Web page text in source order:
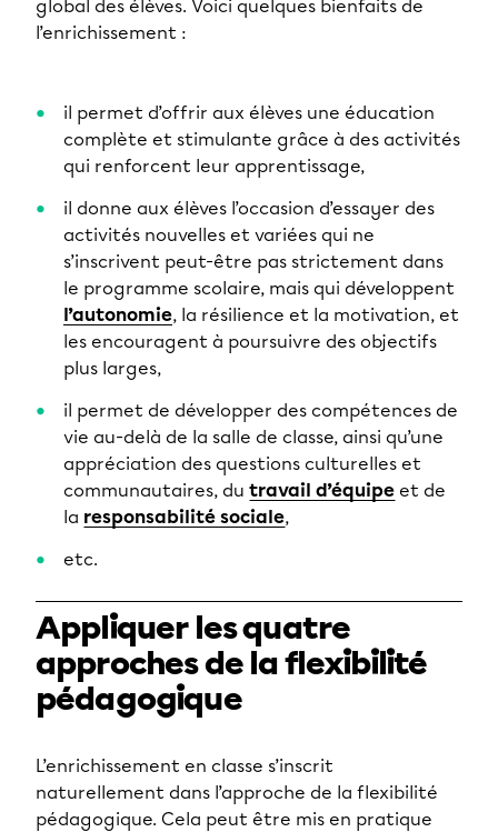
global des élèves. Voici quelques bienfaits de
l’enrichissement :
il permet d’offrir aux élèves une éducation
complète et stimulante grâce à des activités
qui renforcent leur apprentissage,
il donne aux élèves l’occasion d’essayer des
activités nouvelles et variées qui ne
s’inscrivent peut-être pas strictement dans
le programme scolaire, mais qui développent
l’autonomie, la résilience et la motivation, et
les encouragent à poursuivre des objectifs
plus larges,
il permet de développer des compétences de
vie au-delà de la salle de classe, ainsi qu’une
appréciation des questions culturelles et
communautaires, du travail d’équipe et de
la responsabilité sociale,
etc.
Appliquer les quatre
approches de la flexibilité
pédagogique
L’enrichissement en classe s’inscrit
naturellement dans l’approche de la flexibilité
pédagogique. Cela peut être mis en pratique